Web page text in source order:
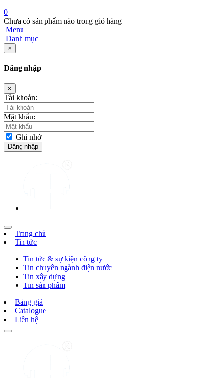
0
Chưa có sản phẩm nào trong giỏ hàng
Menu
Danh mục
×
Đăng nhập
×
Tài khoản:
Mật khẩu:
Ghi nhớ
Trang chủ
Tin tức
Tin tức & sự kiện công ty
Tin chuyên ngành điện nước
Tin xây dựng
Tin sản phẩm
Bảng giá
Catalogue
Liên hệ